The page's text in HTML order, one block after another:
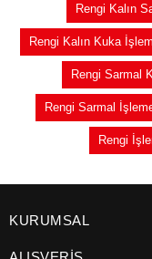
Rengi Kalın
Rengi Kalın Kuka
Rengi Sarmal
Rengi Sarmal
Rengi
KURUMSAL